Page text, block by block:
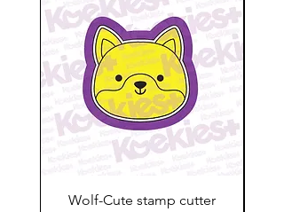
Wolf-Cute stamp cutter